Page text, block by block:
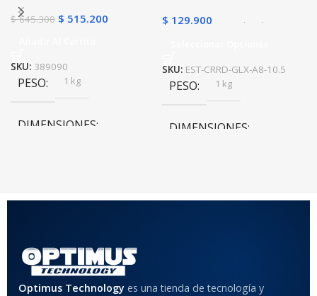
$645.300 $ 515.200
SKU: 389090
PESO 1 kg
DIMENSIONES
$ 129.900
SKU: EST-CRRD-GLX-A8-10.5
PESO 1 kg
DIMENSIONES
COLOR
Optimus Technology es una tienda de tecnología y